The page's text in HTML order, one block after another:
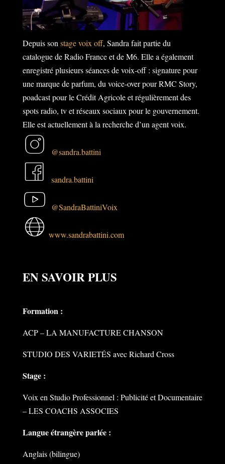
Depuis sonstage voix off, Sandra fait partie du
catalogue de Radio France et de M6. Elle a également
enregistré plusieurs séances de voix-off : signature pour
une marque de parfum, du voice-over pour RMC Story,
poadcast pour le Crédit Agricole et régulièrement des
spots radio, tv et réseaux sociaux pour le gouvernement.
Elle est actuellement à la recherche d’un agent voix.
in
st
ag
ra
m
ic
on
@sandra.battini
fa
ce
bo
ok
ic
on
sandra.battini
yo
ut
ub
ic
on
@SandraBattiniVoix
or
ic
on
www.sandrabattini.com
EN SAVOIR PLUS
Formation :
ACP – LA MANUFACTURE CHANSON
STUDIO DES VARIETÉS avec Richard Cross
Stage :
Voix en Studio Professionnel : Publicité et Documentaire
– LES COACHS ASSOCIES
Langue étrangère parlée :
Anglais (bilingue)